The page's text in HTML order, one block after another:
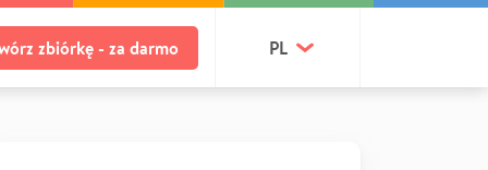
zbiórkę - za darmo PL